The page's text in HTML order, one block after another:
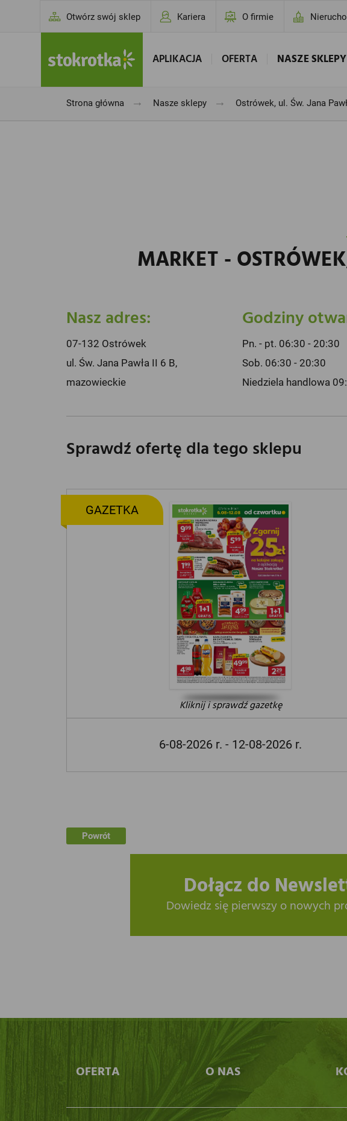
Otwórz swój sklep Kariera O firmie
APLIKACJA OFERTA NASZE SKLEPY
Strona główna → Nasze sklepy → Ostrówek, ul. Św. Jana
MARKET -
Nasz adres:
07-132 Ostrówek
ul. Św. Jana Pawła II 6 B,
mazowieckie
Godziny
Pn. - pt. 06:30 - 20:30
Sob. 06:30 - 20:30
Niedziela handlowa
Sprawdź ofertę dla tego sklepu
Kliknij i sprawdź gazetkę
6-08-2026 r. - 12-08-2026 r.
GAZETKA
Powrót
Dołącz do
Dowiedz się pierwszy o nowych
OFERTA O NAS